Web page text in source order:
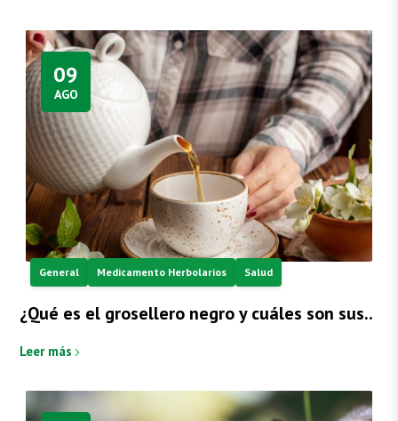
09
AGO
General Medicamento Herbolarios Salud
¿Qué es el grosellero negro y cuáles son sus..
Leer más